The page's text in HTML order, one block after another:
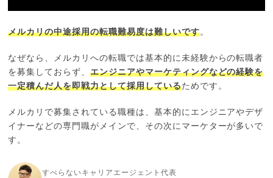
メルカリの中途採用の転職難易度は難しいです。
なぜなら、メルカリへの転職では基本的に未経験からの転職者
を募集しておらず、エンジニアやマーケティングなどの経験を
一定積んだ人を即戦力として採用しているためです。
メルカリで募集されている職種は、基本的にエンジニアやデザ
イナーなどの専門職がメインで、その次にマーケターが多いで
す。
すべらないキャリアエージェント代表